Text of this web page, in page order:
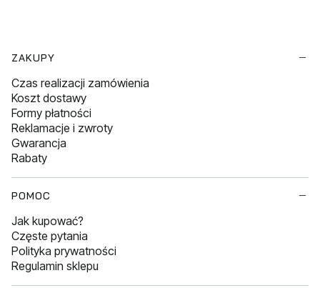
ZAKUPY
Czas realizacji zamówienia
Koszt dostawy
Formy płatności
Reklamacje i zwroty
Gwarancja
Rabaty
POMOC
Jak kupować?
Częste pytania
Polityka prywatności
Regulamin sklepu